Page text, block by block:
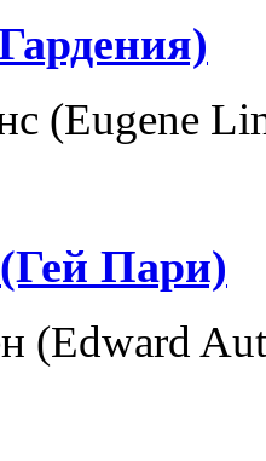
(Eugene
Пари)
(Edward